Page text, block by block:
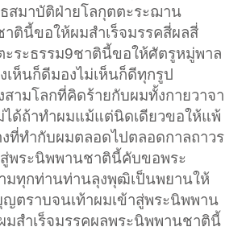
สมาบัติฝ่ายโลกุตตะระฌาน
ตินี้ขอให้ผมสำเร็จมรรคสี่ผลสี่
ระธรรม9ชาตินี้ขอให้ศัตรูหมู่พาล
เห็นก็ดีมองไม่เห็นก็ดีทุกรูป
ามโลกที่คิดร้ายกับผมทั้งกายวาจา
ได้ถ้าทำผมแม้แต่นิดเดียวขอให้แพ้
ที่ทำกับผมตลอดไปตลอดกาลถาวร
พระนิพพานชาตินี้คับขอพระ
มทุกท่านท่านลุงพุฒิเป็นพยานให้
ตราบจนเท้าผมเข้าสู่พระนิพพาน
สำเร็จมรรคผลพระนิพพานชาตินี้